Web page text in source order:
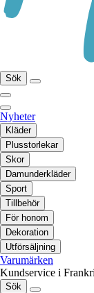
Sök
Nyheter
Kläder
Plusstorlekar
Skor
Damunderkläder
Sport
Tillbehör
För honom
Dekoration
Utförsäljning
Varumärken
Kundservice i
Sök